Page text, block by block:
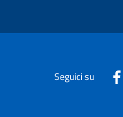
Seguici su